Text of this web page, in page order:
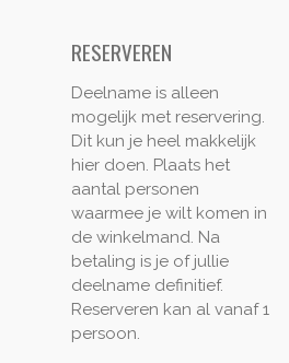
RESERVEREN
Deelname is alleen
mogelijk met reservering.
Dit kun je heel makkelijk
hier doen. Plaats het
aantal personen
waarmee je wilt komen in
de winkelmand. Na
betaling is je of jullie
deelname definitief.
Reserveren kan al vanaf 1
persoon.